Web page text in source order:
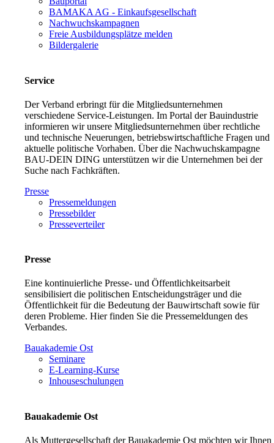
BAMAKA AG - Einkaufsgesellschaft
Nachwuchskampagnen
Freie Ausbildungsplätze melden
Bildergalerie
Service
Der Verband erbringt für die Mitgliedsunternehmen
verschiedene Service-Leistungen. Im Portal der Bauindustrie
informieren wir unsere Mitgliedsunternehmen über rechtliche
und technische Neuerungen, betriebswirtschaftliche Fragen und
aktuelle politische Vorhaben. Über die Nachwuchskampagne
BAU-DEIN DING unterstützen wir die Unternehmen bei der
Suche nach Fachkräften.
Presse
Pressemeldungen
Pressebilder
Presseverteiler
Presse
Eine kontinuierliche Presse- und Öffentlichkeitsarbeit
sensibilisiert die politischen Entscheidungsträger und die
Öffentlichkeit für die Bedeutung der Bauwirtschaft sowie für
deren Probleme. Hier finden Sie die Pressemeldungen des
Verbandes.
Bauakademie Ost
Seminare
E-Learning-Kurse
Inhouseschulungen
Bauakademie Ost
Als Muttergesellschaft der Bauakademie Ost möchten wir Ihnen